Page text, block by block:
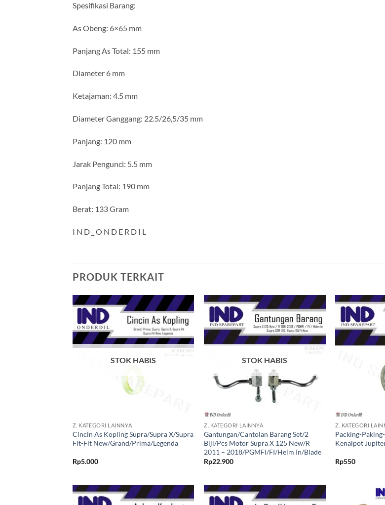
Spesifikasi Barang:
As Obeng: 6×65 mm
Panjang As Total: 155 mm
Diameter 6 mm
Ketajaman: 4.5 mm
Diameter Ganggang: 22.5/26,5/35 mm
Panjang: 120 mm
Jarak Pengunci: 5.5 mm
Panjang Total: 190 mm
Berat: 133 Gram
I N D _ O N D E R D I L
PRODUK TERKAIT
Tambahkan
ke Wishlist
STOK HABIS
Z. KATEGORI LAINNYA
Cincin As Kopling Supra/Supra X/Supra
Fit-Fit New/Grand/Prima/Legenda
Rp5.000
Tambahkan
ke Wishlist
STOK HABIS
Z. KATEGORI LAINNYA
Gantungan/Cantolan Barang Set/2
Biji/Pcs Motor Supra X 125 New/R
2011 – 2018/PGMFI/FI/Helm In/Blade
Rp22.900
Z. KATEGORI
Packing-
Kenalpot
Rp550